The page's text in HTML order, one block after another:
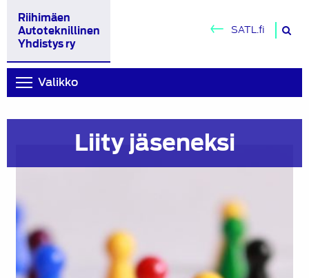
Riihimäen
Autoteknillinen
Yhdistys ry
SATL.fi
Valikko
Liity jäseneksi